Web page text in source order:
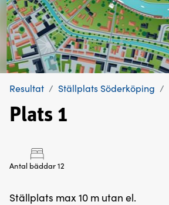
Resultat Ställplats Söderköping
Plats 1
Antal bäddar 12
Ställplats max 10 m utan el.